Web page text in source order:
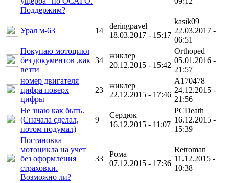
Поддержим?
Урал м-63 14
deringpavel
18.03.2017 - 15:17
kasik09
22.03.2017 -
06:51
Покупаю мотоцикл
без документов ,как
везти
34
жиклер
20.12.2015 - 15:42
Orthoped
05.01.2016 -
21:57
номер двигателя
цифра поверх
цифры
23
жиклер
22.12.2015 - 17:46
A170478
24.12.2015 -
21:56
Не знаю как быть.
(Сначала сделал,
потом подумал)
9
Сердюк
16.12.2015 - 11:07
PCDeath
16.12.2015 -
15:39
Постановка
мотоцикла на учет
без оформления
страховки.
Возможно ли?
33
Рома
07.12.2015 - 17:36
Retroman
11.12.2015 -
10:38